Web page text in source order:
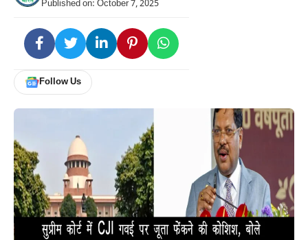
Published on: October 7, 2025
Follow Us